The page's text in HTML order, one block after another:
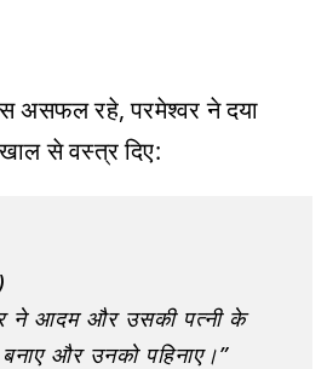
असफल रहे, परमेश्वर ने दया
से वस्त्र दिए:
ने आदम और उसकी पत्नी के
और उनको पहिनाए।”